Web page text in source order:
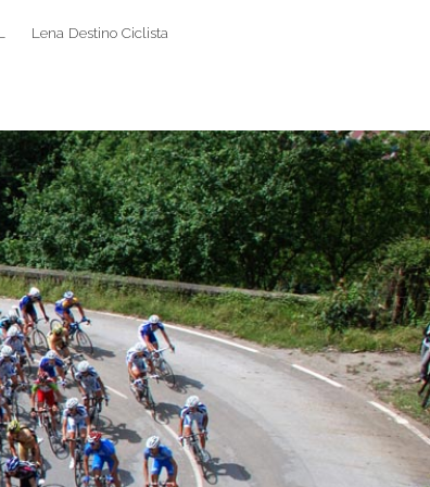
Lena Destino Ciclista